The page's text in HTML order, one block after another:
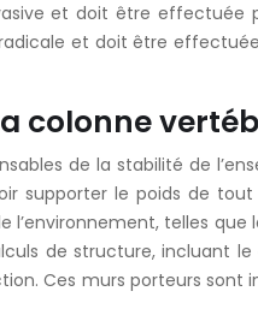
et doit être effectuée
et doit être
colonne
de la stabilité de
supporter le poids de
telles
de structure, incluant
Ces murs porteurs sont